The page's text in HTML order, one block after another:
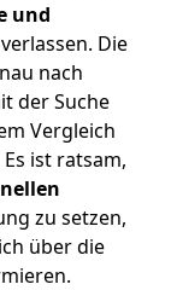
und
Die
nach
der Suche
Vergleich
ist ratsam,
zu setzen,
über die